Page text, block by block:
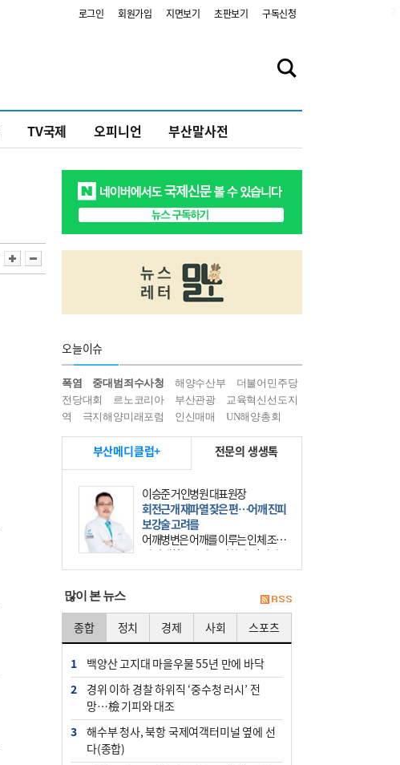
로그인 회원가입 지면보기 초판보기 구독신청
TV국제 오피니언 부산말사전
오늘이슈
폭염 중대범죄수사청 해양수산부
더불어민주당
전당대회
르노코리아 부산관광
교육혁신선도지
역
극지해양미래포럼 인신매매 UN해양총회
부산메디클럽+ 전문의 생생톡
이승준 거인병원 대표원장
회전근개 재파열 잦은 편…어깨 진피
보강술 고려를
어깨병변은 어깨를 이루는 인체 조직
에 발생하는 손상을 말한다. 여기에
는 오십견과 회전근개 증후군, 어깨
많이 본 뉴스
종합 정치 경제 사회 스포츠
1
백양산 고지대 마을우물 55년 만에 바닥
2
경위 이하 경찰 하위직 ‘중수청 러시’ 전
망…檢 기피와 대조
3
해수부 청사, 북항 국제여객터미널 옆에 선
다(종합)